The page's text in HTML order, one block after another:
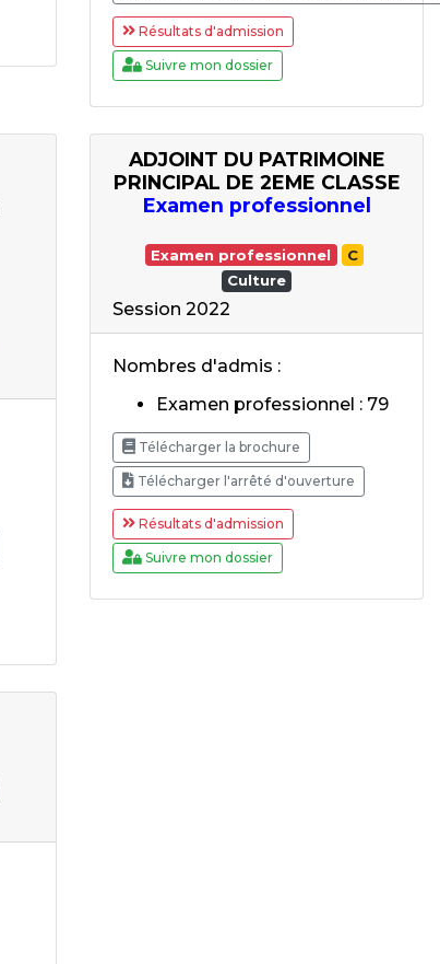
Résultats d'admission
Suivre mon dossier
ADJOINT DU PATRIMOINE
PRINCIPAL DE 2EME CLASSE
Examen professionnel
Examen professionnel
C
Culture
Session 2022
Nombres d'admis :
Examen professionnel : 79
Télécharger la brochure
Télécharger l'arrêté d'ouverture
Résultats d'admission
Suivre mon dossier